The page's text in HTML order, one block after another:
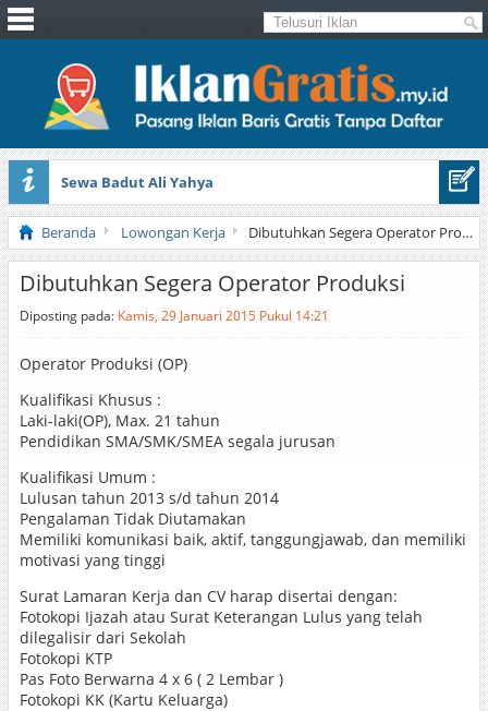
Sewa Badut Ali Yahya
Honda Brio 1.3 E AT CBU 2012 Putih
Beranda Lowongan Kerja Dibutuhkan Segera Operator Produksi
Dibutuhkan Segera Operator Produksi
Diposting pada: Kamis, 29 Januari 2015 Pukul 14:21
Operator Produksi (OP)
Kualifikasi Khusus :
Laki-laki(OP), Max. 21 tahun
Pendidikan SMA/SMK/SMEA segala jurusan
Kualifikasi Umum :
Lulusan tahun 2013 s/d tahun 2014
Pengalaman Tidak Diutamakan
Memiliki komunikasi baik, aktif, tanggungjawab, dan memiliki
motivasi yang tinggi
Surat Lamaran Kerja dan CV harap disertai dengan:
Fotokopi Ijazah atau Surat Keterangan Lulus yang telah
dilegalisir dari Sekolah
Fotokopi KTP
Pas Foto Berwarna 4 x 6 ( 2 Lembar )
Fotokopi KK (Kartu Keluarga)